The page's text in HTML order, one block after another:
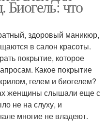
Биогель: что
здоровый маникюр,
в салон красоты.
покрытие, которое
Какое покрытие
гелем и биогелем?
женщины слышали еще с
не на слуху, и
многие не владеют.